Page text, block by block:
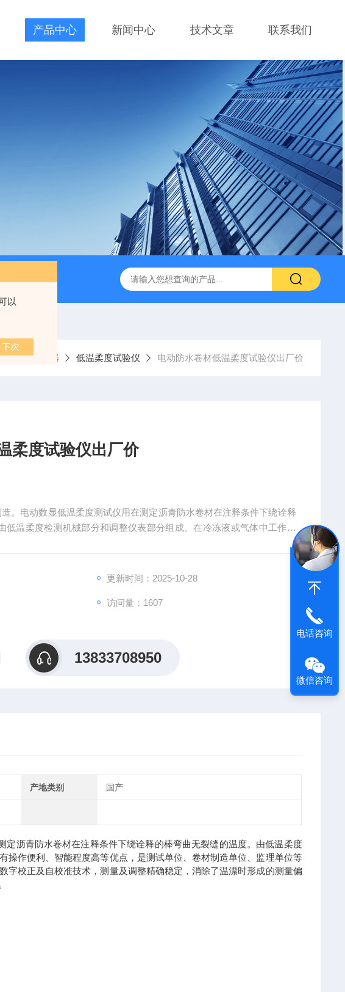
以
产品中心 新闻中心 技术文章 联系我们
2016标准普通混凝土泌水率试验容量筒试验方法 生石灰浆渣测定仪
沥青试验仪器 低温柔度试验仪 电动防水卷材低温柔度试验仪出厂价
柔度试验仪出厂价
。电动数显低温柔度测试仪用在测定沥青防水卷材在注释条件下绕诠释
低温柔度检测机械部分和调整仪表部分组成。在冷冻液或气体中工作。
优点，是测试单位、卷材制造单位、电动防水卷材低温柔度试验仪出厂
更新时间：2025-10-28
访问量：1607
13833708950
产地类别 国产
定沥青防水卷材在注释条件下绕诠释的棒弯曲无裂缝的温度。由低温柔度
操作便利、智能程度高等优点，是测试单位、卷材制造单位、监理单位等
字校正及自校准技术，测量及调整精确稳定，消除了温漂时形成的测量偏
电话咨询
微信咨询